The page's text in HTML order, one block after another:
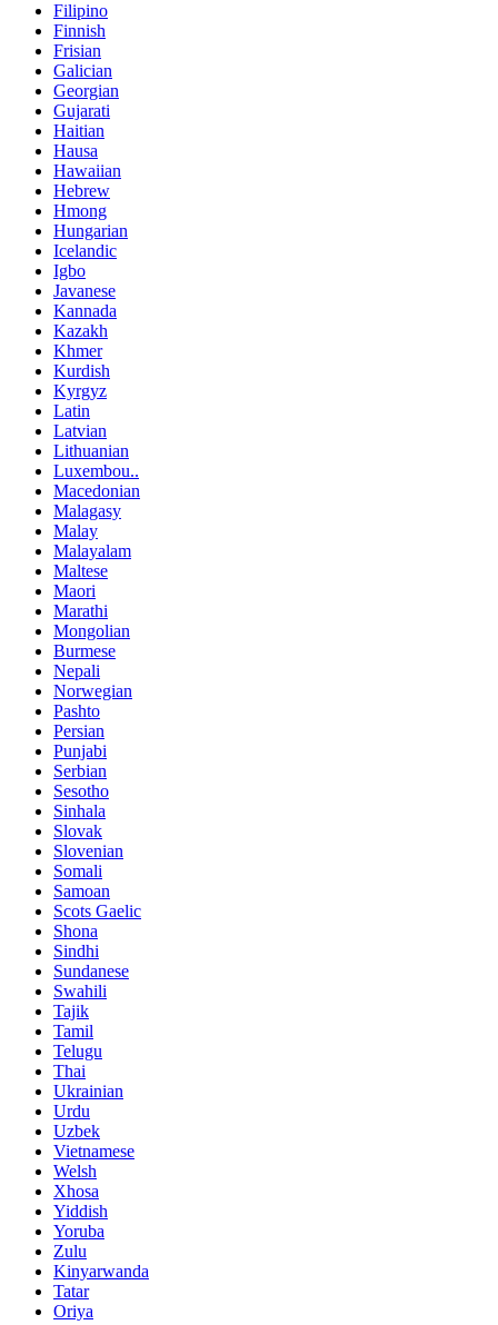
Filipino
Finnish
Frisian
Galician
Georgian
Gujarati
Haitian
Hausa
Hawaiian
Hebrew
Hmong
Hungarian
Icelandic
Igbo
Javanese
Kannada
Kazakh
Khmer
Kurdish
Kyrgyz
Latin
Latvian
Lithuanian
Luxembou..
Macedonian
Malagasy
Malay
Malayalam
Maltese
Maori
Marathi
Mongolian
Burmese
Nepali
Norwegian
Pashto
Persian
Punjabi
Serbian
Sesotho
Sinhala
Slovak
Slovenian
Somali
Samoan
Scots Gaelic
Shona
Sindhi
Sundanese
Swahili
Tajik
Tamil
Telugu
Thai
Ukrainian
Urdu
Uzbek
Vietnamese
Welsh
Xhosa
Yiddish
Yoruba
Zulu
Kinyarwanda
Tatar
Oriya